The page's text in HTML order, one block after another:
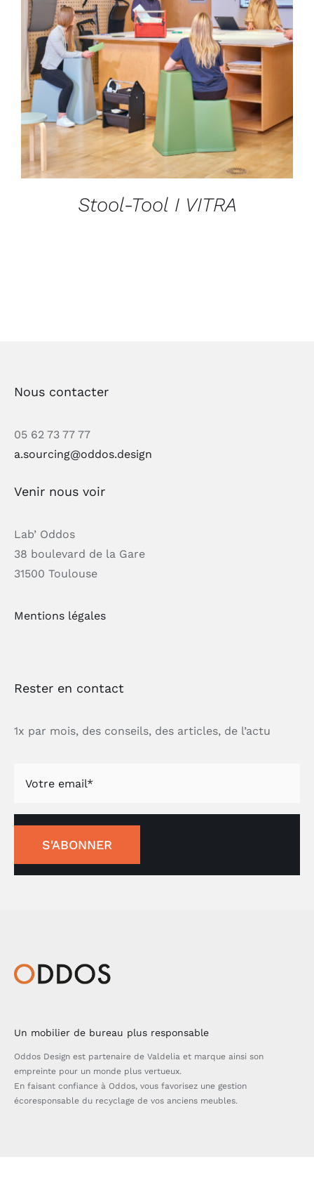
DÉTAILS
Stool-Tool I VITRA
Nous contacter
05 62 73 77 77
a.sourcing@oddos.design
Venir nous voir
Lab’ Oddos
38 boulevard de la Gare
31500 Toulouse
Mentions légales
Rester en contact
1x par mois, des conseils, des articles, de l’actu
S'ABONNER
Un mobilier de bureau plus responsable
Oddos Design est partenaire de Valdelia et marque ainsi son
empreinte pour un monde plus vertueux.
En faisant confiance à Oddos, vous favorisez une gestion
écoresponsable du recyclage de vos anciens meubles.